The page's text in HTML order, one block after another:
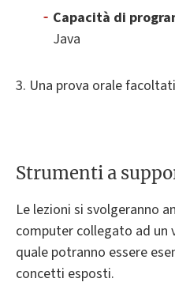
Capacità di
Java
3. Una prova orale
Strumenti a
Le lezioni si svolgeranno
computer collegato ad
quale potranno essere
concetti esposti.